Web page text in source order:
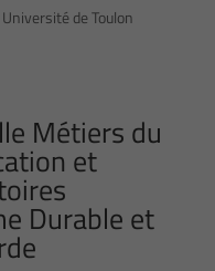
de Toulon
Métiers du
et
Durable et